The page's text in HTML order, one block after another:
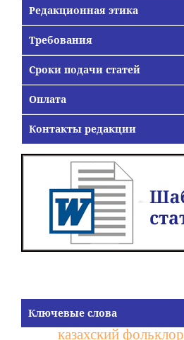
Редакционная этика
Требования
Сроки подачи статей
Оплата
Контакты редакции
Ключевые слова
казахский фольклор